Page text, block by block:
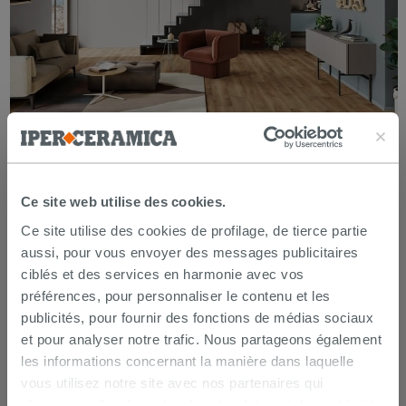
Ce site web utilise des cookies.
Ce site utilise des cookies de profilage, de tierce partie
aussi, pour vous envoyer des messages publicitaires
ciblés et des services en harmonie avec vos
préférences, pour personnaliser le contenu et les
publicités, pour fournir des fonctions de médias sociaux
et pour analyser notre trafic. Nous partageons également
les informations concernant la manière dans laquelle
vous utilisez notre site avec nos partenaires qui